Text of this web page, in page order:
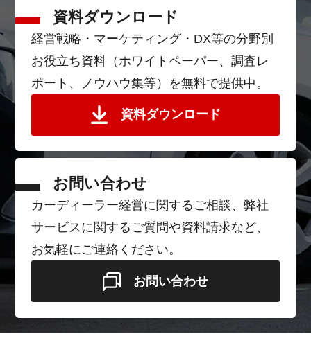
資料ダウンロード
経営戦略・マーケティング・DX等の分野別
お役立ち資料（ホワイトペーパー、調査レ
ポート、ノウハウ集等）を無料で提供中。
資料ダウンロード
お問い合わせ
カーディーラー経営に関するご相談、弊社
サービスに関するご質問や資料請求など、
お気軽にご連絡ください。
お問い合わせ